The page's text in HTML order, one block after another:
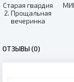
Старая гвардия
2. Прощальная
вечеринка
ОТЗЫВЫ (0)